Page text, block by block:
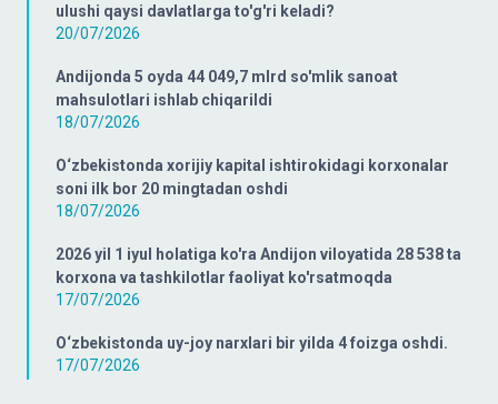
ulushi qaysi davlatlarga to'g'ri keladi?
20/07/2026
Andijonda 5 oyda 44 049,7 mlrd so'mlik sanoat
mahsulotlari ishlab chiqarildi
18/07/2026
O‘zbekistonda xorijiy kapital ishtirokidagi korxonalar
soni ilk bor 20 mingtadan oshdi
18/07/2026
2026 yil 1 iyul holatiga ko'ra Andijon viloyatida 28 538 ta
korxona va tashkilotlar faoliyat ko'rsatmoqda
17/07/2026
O‘zbekistonda uy-joy narxlari bir yilda 4 foizga oshdi.
17/07/2026